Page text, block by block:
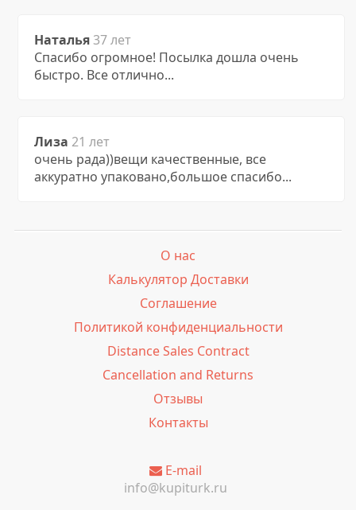
Наталья37 лет
Спасибо огромное! Посылка дошла очень
быстро. Все отлично...
Лиза 21 лет
очень рада))вещи качественные, все
аккуратно упаковано,большое спасибо...
О нас
Калькулятор Доставки
Соглашение
Политикой конфиденциальности
Distance Sales Contract
Cancellation and Returns
Отзывы
Контакты
E-mail
info@kupiturk.ru